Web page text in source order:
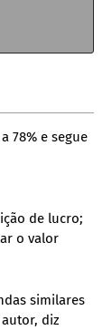
78% e segue
de lucro;
o valor
similares
diz